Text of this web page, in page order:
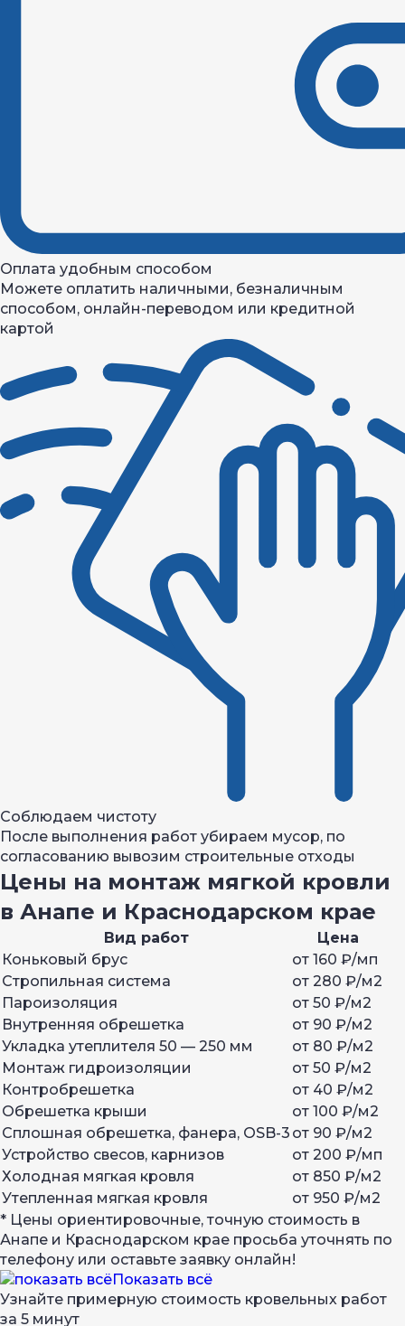
Оплата удобным способом
Можете оплатить наличными, безналичным
способом, онлайн-переводом или кредитной
картой
Соблюдаем чистоту
После выполнения работ убираем мусор, по
согласованию вывозим строительные отходы
Цены на монтаж мягкой кровли
в Анапе и Краснодарском крае
Вид работ
Цена
Коньковый брус
от 160 ₽/мп
Стропильная система
от 280 ₽/м2
Пароизоляция
от 50 ₽/м2
Внутренняя обрешетка
от 90 ₽/м2
Укладка утеплителя 50 — 250 мм
от 80 ₽/м2
Монтаж гидроизоляции
от 50 ₽/м2
Контробрешетка
от 40 ₽/м2
Обрешетка крыши
от 100 ₽/м2
Сплошная обрешетка, фанера, OSB-3 от 90 ₽/м2
Устройство свесов, карнизов
от 200 ₽/мп
Холодная мягкая кровля
от 850 ₽/м2
Утепленная мягкая кровля
от 950 ₽/м2
* Цены ориентировочные, точную стоимость в
Анапе и Краснодарском крае просьба уточнять по
телефону или оставьте заявку онлайн!
Показать всё
Узнайте примерную стоимость кровельных работ
за 5 минут